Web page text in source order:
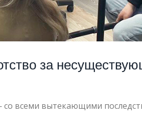
за
всеми вытекающими